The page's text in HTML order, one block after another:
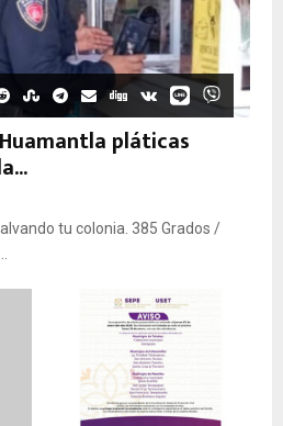
pláticas
tu colonia. 385 Grados /